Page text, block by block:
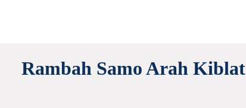
Rambah Samo Arah Kiblat